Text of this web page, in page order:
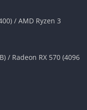
de apoyo, lo que
adaptarse a las
dinámicos
con un alto nivel de
zonas urbanas
abiertos. Las
en la línea de
/ AMD Ryzen 3
/ Radeon RX 570 (4096